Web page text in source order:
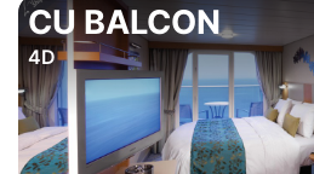
CU BALCON
4D